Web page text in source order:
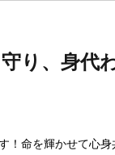
り、身代
！命を輝かせて心